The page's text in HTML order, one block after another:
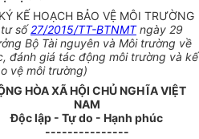
KẾ HOẠCH BẢO VỆ MÔI TRƯỜNG
tư số27/2015/TT-BTNMTngày 29
Bộ Tài nguyên và Môi trường về
đánh giá tác động môi trường và kế
vệ môi trường)
HÒA XÃ HỘI CHỦ NGHĨA VIỆT
NAM
Độc lập - Tự do - Hạnh phúc
---------------